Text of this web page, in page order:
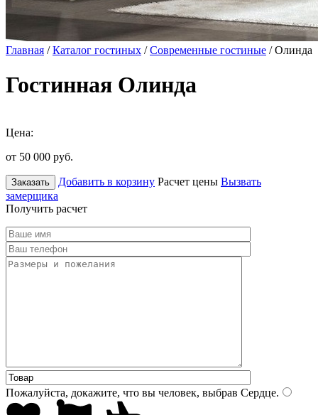
Главная /Каталог гостиных /Современные гостиные / Олинда
Гостинная Олинда
Цена:
от 50 000 руб.
Заказать Добавить в корзину Расчет цены Вызвать
замерщика
Получить расчет
Пожалуйста, докажите, что вы человек, выбрав Сердце.